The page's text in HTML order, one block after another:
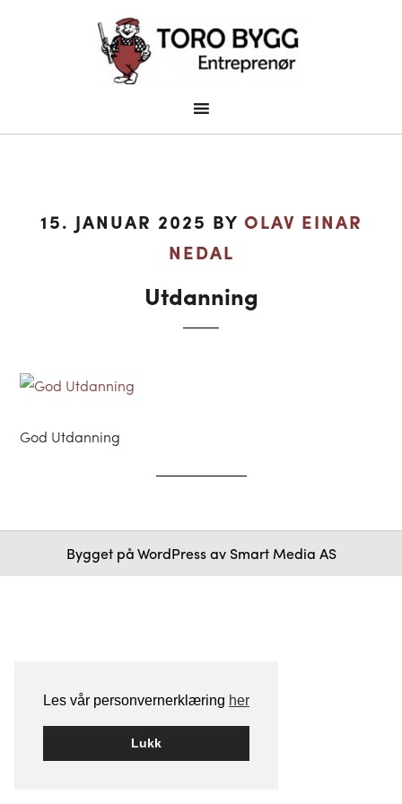
Les vår personvernerklæring her
Lukk
15. JANUAR 2025 BY OLAV EINAR
NEDAL
Utdanning
God Utdanning
Bygget påWordPressav Smart Media AS